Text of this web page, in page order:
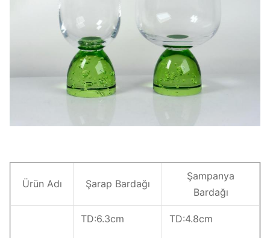
Ürün Adı Şarap Bardağı
Şampanya
Bardağı
TD:6.3cm TD:4.8cm